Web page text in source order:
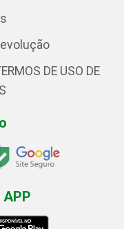
DE USO DE